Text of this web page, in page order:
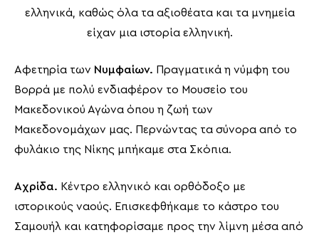
ελληνικά, καθώς όλα τα αξιοθέατα και τα μνημεία
είχαν μια ιστορία ελληνική.
Αφετηρία των Νυμφαίων. Πραγματικά η νύμφη του
Βορρά με πολύ ενδιαφέρον το Μουσείο του
Μακεδονικού Αγώνα όπου η ζωή των
Μακεδονομάχων μας. Περνώντας τα σύνορα από το
φυλάκιο της Νίκης μπήκαμε στα Σκόπια.
Αχρίδα. Κέντρο ελληνικό και ορθόδοξο με
ιστορικούς ναούς. Επισκεφθήκαμε το κάστρο του
Σαμουήλ και κατηφορίσαμε προς την λίμνη μέσα από